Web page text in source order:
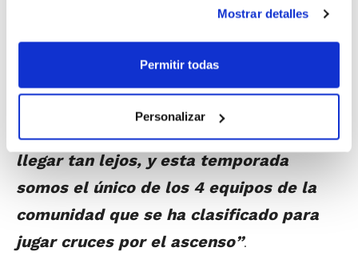
Mostrar detalles
Permitir todas
Personalizar
ayudarnos a conseguir acceder a la final
la provincia de Valencia lleva 13 años sin
llegar tan lejos, y esta temporada
somos el único de los 4 equipos de la
comunidad que se ha clasificado para
jugar cruces por el ascenso”.